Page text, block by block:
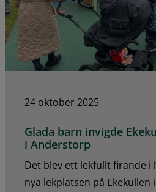
24 oktober 2025
Glada barn invigde
i Anderstorp
Det blev ett lekfullt firande i
nya lekplatsen på Ekekullen